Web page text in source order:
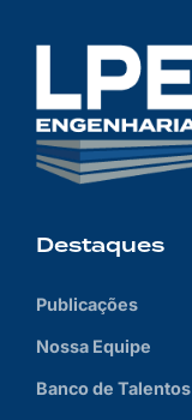
Destaques
Publicações
Nossa Equipe
Banco de Talentos